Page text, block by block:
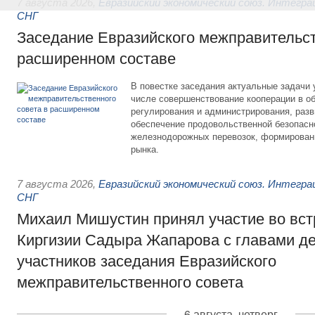
Евразийский экономический союз.
СНГ
Заседание Евразийского
расширенном составе
В повестке заседания актуальные задачи
числе совершенствование кооперации в
регулирования и администрирования,
обеспечение продовольственной
железнодорожных перевозок,
рынка.
7 августа 2026, Евразийский экономический союз.
СНГ
Михаил Мишустин принял участие во
Киргизии Садыра Жапарова с главами
участников заседания Евразийского
межправительственного совета